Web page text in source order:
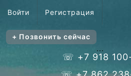
Войти Регистрация
+ Позвонить сейчас
...
☏ +7 918